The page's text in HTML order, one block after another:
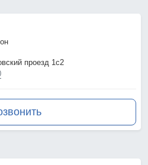
проезд 1с2